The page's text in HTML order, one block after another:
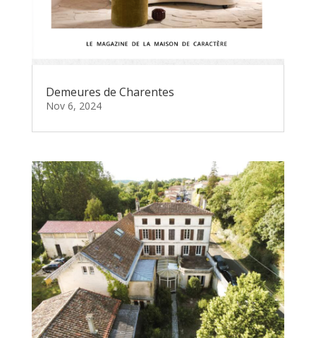
Demeures de Charentes
Nov 6, 2024